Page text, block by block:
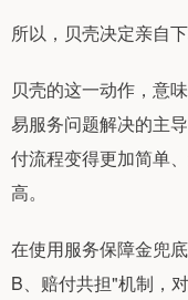
所以，贝壳决定亲自
贝壳的这一动作，意
易服务问题解决的主
付流程变得更加简单
高。
在使用服务保障金兜
B、赔付共担"机制，